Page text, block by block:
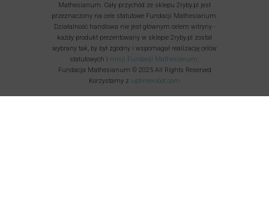
Mathesianum. Cały przychód ze sklepu 2ryby.pl jest
przeznaczony na cele statutowe Fundacji Mathesianum.
Działalność handlowa nie jest głównym celem witryny -
każdy produkt prezentowany w sklepie 2ryby.pl został
wybrany tak, by był zgodny i wspomagał realizację celów
statutowych i misji Fundacji Mathesianum.
Fundacja Mathesianum © 2025 All Rights Reserved
Korzystamy z uptimerobot.com